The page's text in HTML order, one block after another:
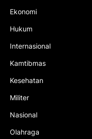
Ekonomi
Hukum
Internasional
Kamtibmas
Kesehatan
Militer
Nasional
Olahraga